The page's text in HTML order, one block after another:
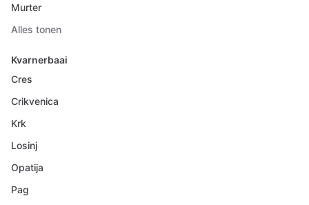
Murter
Alles tonen
Kvarnerbaai
Cres
Crikvenica
Krk
Losinj
Opatija
Pag